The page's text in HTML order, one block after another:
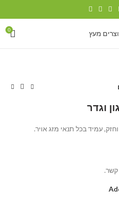
0
וגדר
עמיד בכל תנאי מזג אויר.
קשר.